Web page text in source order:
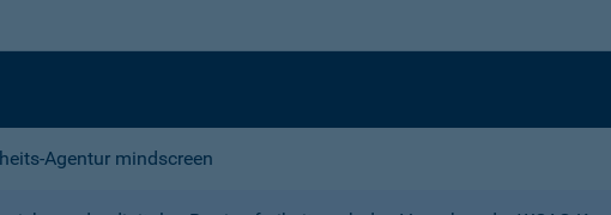
Agentur mindscreen